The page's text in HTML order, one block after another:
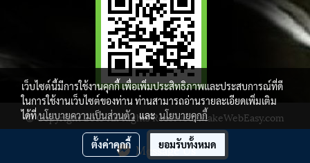
Message Us
© Copyright 2015 All Rights Reserved. MakeWebEasy.com
ผู้เข้าชมวันนี้ 1
เว็บไซต์นี้มีการใช้งานคุกกี้ เพื่อเพิ่มประสิทธิภาพและประสบการณ์ที่ดี
ในการใช้งานเว็บไซต์ของท่าน ท่านสามารถอ่านรายละเอียดเพิ่มเติม
ได้ที่นโยบายความเป็นส่วนตัวและนโยบายคุกกี้
ตั้งค่าคุกกี้ ยอมรับทั้งหมด